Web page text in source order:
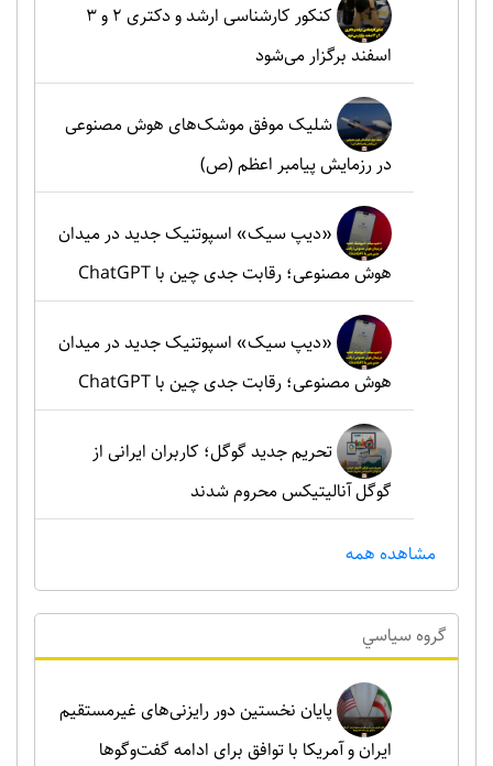
کنکور کارشناسی ارشد و دکتری ۲ و ۳
اسفند برگزار می‌شود
شلیک موفق موشک‌های هوش مصنوعی
در رزمایش پیامبر اعظم (ص)
«دیپ سیک» اسپوتنیک جدید در میدان
هوش مصنوعی؛ رقابت جدی چین با ChatGPT
«دیپ سیک» اسپوتنیک جدید در میدان
هوش مصنوعی؛ رقابت جدی چین با ChatGPT
تحریم جدید گوگل؛ کاربران ایرانی از
گوگل آنالیتیکس محروم شدند
مشاهده همه
گروه سياسي
پایان نخستین دور رایزنی‌های غیرمستقیم
ایران و آمریکا با توافق برای ادامه گفت‌وگوها